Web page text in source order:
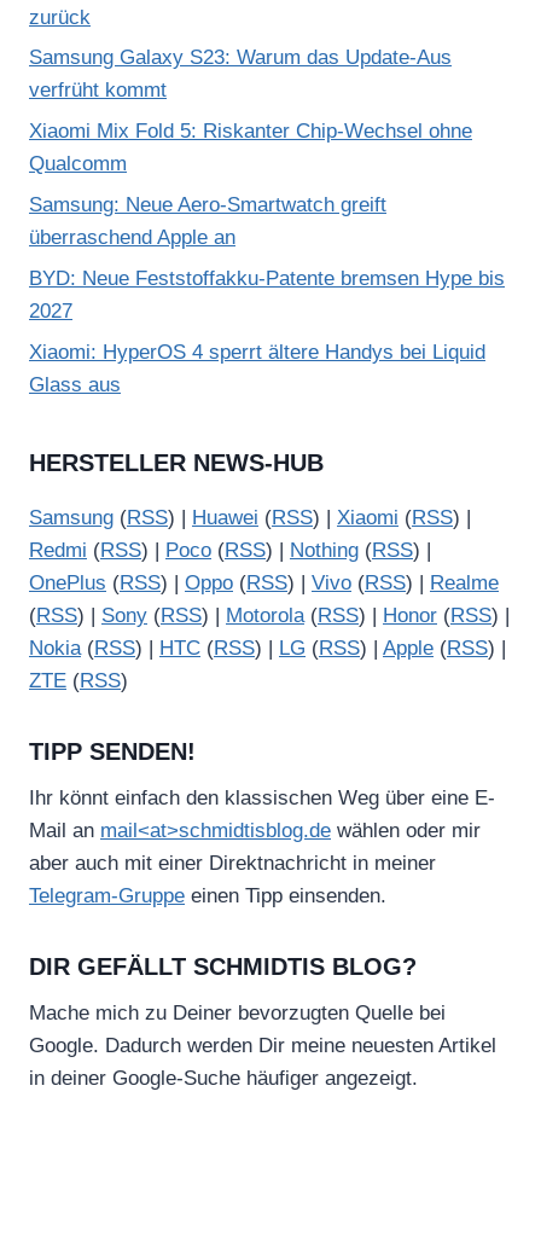
zurück
Samsung Galaxy S23: Warum das Update-Aus
verfrüht kommt
Xiaomi Mix Fold 5: Riskanter Chip-Wechsel ohne
Qualcomm
Samsung: Neue Aero-Smartwatch greift
überraschend Apple an
BYD: Neue Feststoffakku-Patente bremsen Hype bis
2027
Xiaomi: HyperOS 4 sperrt ältere Handys bei Liquid
Glass aus
HERSTELLER NEWS-HUB
Samsung (RSS) | Huawei (RSS) | Xiaomi (RSS) |
Redmi (RSS) | Poco (RSS) | Nothing (RSS) |
OnePlus (RSS) | Oppo (RSS) | Vivo (RSS) |
Realme
(RSS) | Sony (RSS) | Motorola(RSS) | Honor (RSS) |
Nokia(RSS) | HTC (RSS) | LG (RSS) | Apple (RSS) |
ZTE (RSS)
TIPP SENDEN!
Ihr könnt einfach den klassischen Weg über eine E-
Mail an mail<at>schmidtisblog.de wählen oder mir
aber auch mit einer Direktnachricht in meiner
Telegram-Gruppe einen Tipp einsenden.
DIR GEFÄLLT SCHMIDTIS BLOG?
Mache mich zu Deiner bevorzugten Quelle bei
Google. Dadurch werden Dir meine neuesten Artikel
in deiner Google-Suche häufiger angezeigt.